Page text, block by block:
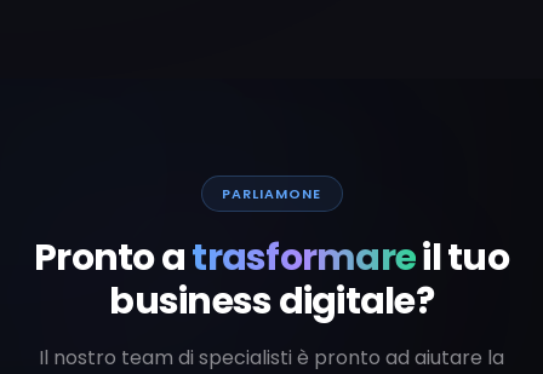
PARLIAMONE
Pronto atrasformareil tuo
business digitale?
Il nostro team di specialisti è pronto ad aiutare la